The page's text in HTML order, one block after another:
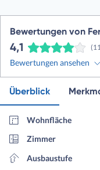
Bewertungen von
4,1
Bewertungen ansehen
Überblick
Wohnfläche
Zimmer
Ausbaustufe